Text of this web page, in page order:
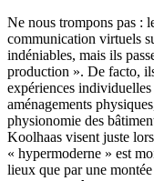
Ne nous trompons pas :
communication virtuels
indéniables, mais ils
production ». De facto,
expériences
aménagements
physionomie des
Koolhaas visent juste
« hypermoderne » est
lieux que par une